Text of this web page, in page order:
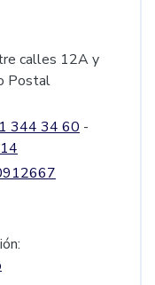
calles 12A y
Postal
344 34 60 -